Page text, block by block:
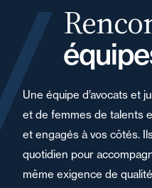
Une équipe d’avocats et
et de femmes de talents
et engagés à vos côtés.
quotidien pour
même exigence de